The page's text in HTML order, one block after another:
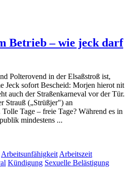
Betrieb – wie jeck darf
Polterovend in der Elsaßstroß ist,
Jeck sofort Bescheid: Morjen hierot nit
auch der Straßenkarneval vor der Tür.
Strauß („Strüßjer") an
Tage – freie Tage? Während es in
mindestens ...
Arbeitsunfähigkeit Arbeitszeit
Kündigung Sexuelle Belästigung